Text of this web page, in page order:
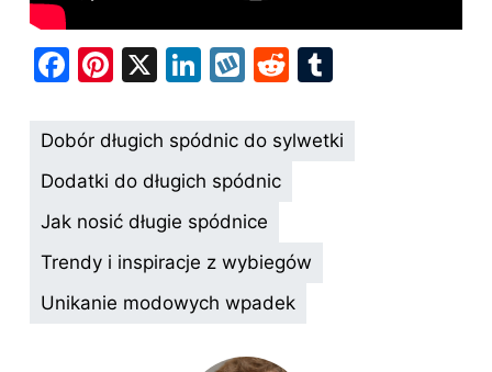
F
c
e
o
o
k
Pi
er
e
st
X
Li
k
e
dI
n
W
k
o
p
R
d m
Dobór długich spódnic do sylwetki
Dodatki do długich spódnic
Jak nosić długie spódnice
Trendy i inspiracje z wybiegów
Unikanie modowych wpadek